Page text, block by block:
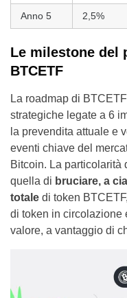
Anno 5 2,5%
Le milestone del
BTCETF
La roadmap di
strategiche legate a 6
la prevendita attuale e
eventi chiave del
Bitcoin. La particolarità
quella di bruciare, a
totale di token
di token in circolazione
valore, a vantaggio di